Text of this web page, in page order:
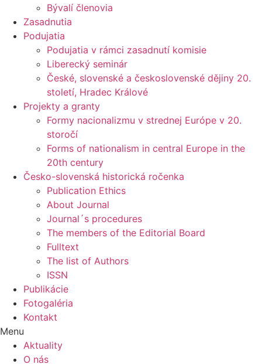
Bývalí členovia
Zasadnutia
Podujatia
Podujatia v rámci zasadnutí komisie
Liberecký seminár
České, slovenské a československé dějiny 20.
století, Hradec Králové
Projekty a granty
Formy nacionalizmu v strednej Európe v 20.
storočí
Forms of nationalism in central Europe in the
20th century
Česko-slovenská historická ročenka
Publication Ethics
About Journal
Journal´s procedures
The members of the Editorial Board
Fulltext
The list of Authors
ISSN
Publikácie
Fotogaléria
Kontakt
Menu
Aktuality
O nás